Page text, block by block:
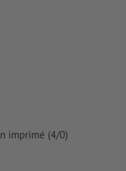
imprimé (4/0)